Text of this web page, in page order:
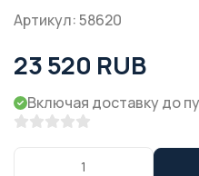
Артикул: 58620
23 520 RUB
Включая доставку до